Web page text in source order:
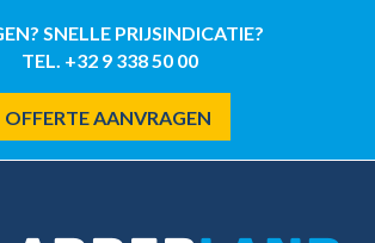
SNELLE PRIJSINDICATIE?
TEL. +32 9 338 50 00
OFFERTE AANVRAGEN